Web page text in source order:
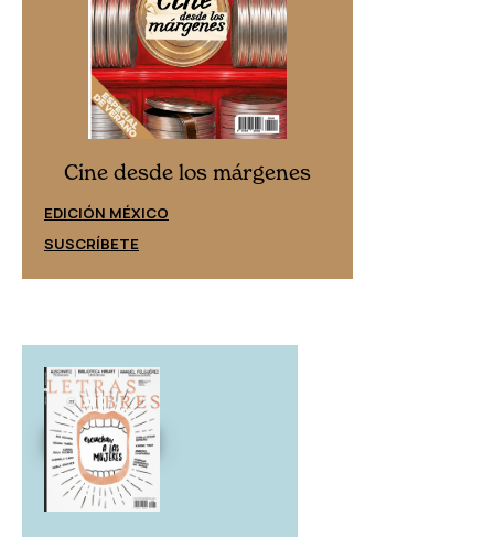
Cine desde los márgenes
EDICIÓN MÉXICO
SUSCRÍBETE